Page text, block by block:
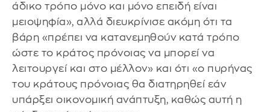
άδικο τρόπο μόνο και μόνο επειδή είναι
μειοψηφία», αλλά διευκρίνισε ακόμη ότι τα
βάρη «πρέπει να κατανεμηθούν κατά τρόπο
ώστε το κράτος πρόνοιας να μπορεί να
λειτουργεί και στο μέλλον» και ότι «ο πυρήνας
του κράτους πρόνοιας θα διατηρηθεί εάν
υπάρξει οικονομική ανάπτυξη, καθώς αυτή η